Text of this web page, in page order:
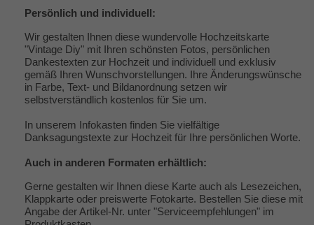
Persönlich und individuell:
Wir gestalten Ihnen diese wundervolle Hochzeitskarte
"Vintage Diy" mit Ihren schönsten Fotos, persönlichen
Dankestexten zur Hochzeit und individuell und exklusiv
gemäß Ihren Wunschvorstellungen. Ihre Änderungswünsche
in Farbe, Text- und Bildanordnung setzen wir
selbstverständlich kostenlos für Sie um.
In unserem Infokasten finden Sie vielfältige
Danksagungstexte zur Hochzeit für Ihre persönlichen Worte.
Auch in anderen Formaten erhältlich:
Gerne gestalten wir Ihnen diese Karte auch als Lesezeichen,
Klappkarte oder preiswerte Fotokarte. Bestellen Sie diese mit
Angabe der Artikel-Nr. unter "Serviceempfehlungen" im